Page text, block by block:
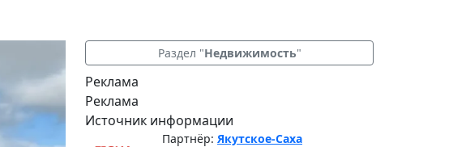
Раздел "Недвижимость"
Реклама
Реклама
Источник информации
Партнёр: Якутское-Саха